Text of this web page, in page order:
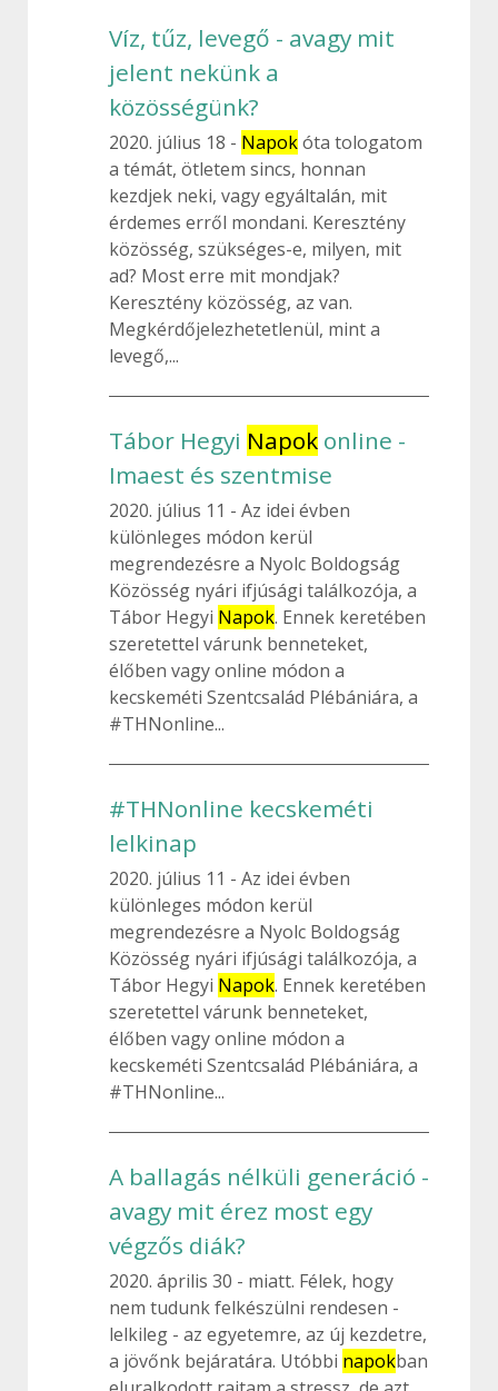
Víz, tűz, levegő - avagy mit
jelent nekünk a
közösségünk?
2020. július 18 Napokóta tologatom
a témát, ötletem sincs, honnan
kezdjek neki, vagy egyáltalán, mit
érdemes erről mondani. Keresztény
közösség, szükséges-e, milyen, mit
ad? Most erre mit mondjak?
Keresztény közösség, az van.
Megkérdőjelezhetetlenül, mint a
levegő,...
Tábor Hegyi Napok online -
Imaest és szentmise
2020. július 11
Az idei évben
különleges módon kerül
megrendezésre a Nyolc Boldogság
Közösség nyári ifjúsági találkozója, a
Tábor Hegyi Napok. Ennek keretében
szeretettel várunk benneteket,
élőben vagy online módon a
kecskeméti Szentcsalád Plébániára, a
#THNonline...
#THNonline kecskeméti
lelkinap
2020. július 11
Az idei évben
különleges módon kerül
megrendezésre a Nyolc Boldogság
Közösség nyári ifjúsági találkozója, a
Tábor Hegyi Napok. Ennek keretében
szeretettel várunk benneteket,
élőben vagy online módon a
kecskeméti Szentcsalád Plébániára, a
#THNonline...
A ballagás nélküli generáció -
avagy mit érez most egy
végzős diák?
2020. április 30
miatt. Félek, hogy
nem tudunk felkészülni rendesen -
lelkileg - az egyetemre, az új kezdetre,
a jövőnk bejáratára. Utóbbi napokban